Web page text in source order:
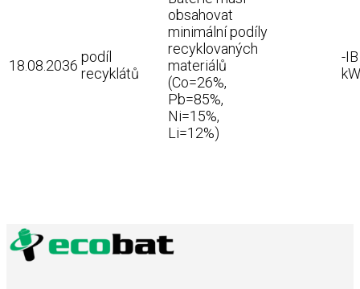
18.08.2036
podíl
recyklátů
obsahovat
minimální podíly
recyklovaných
materiálů
(Co=26%,
Pb=85%,
Ni=15%,
Li=12%)
-